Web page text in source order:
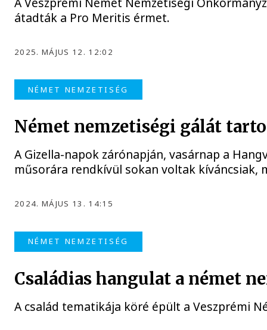
átadták a Pro Meritis érmet.
2025. MÁJUS 12. 12:02
NÉMET NEMZETISÉG
Német nemzetiségi gálát
A Gizella-napok zárónapján, vasárnap a
műsorára rendkívül sokan voltak kíváncsiak,
2024. MÁJUS 13. 14:15
NÉMET NEMZETISÉG
Családias hangulat a német
A család tematikája köré épült a Veszprémi